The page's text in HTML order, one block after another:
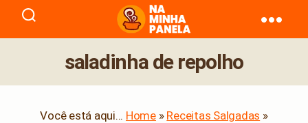
naminhapanela.com
saladinha de repolho
Você está aqui... Home » Receitas Salgadas »